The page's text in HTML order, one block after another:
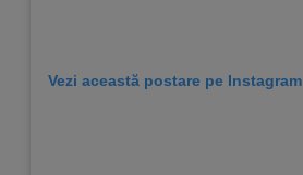
Vezi această postare pe Instagram